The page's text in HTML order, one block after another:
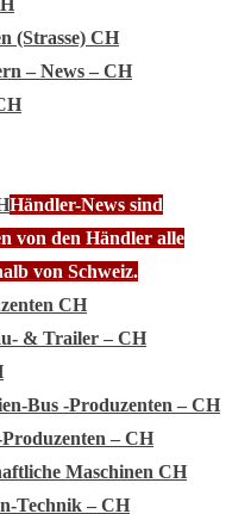
(Strasse) CH
– News – CH
Händler-News sind
von den Händler alle
von Schweiz.
CH
& Trailer – CH
Bus -Produzenten – CH
– CH
Maschinen CH
Technik – CH